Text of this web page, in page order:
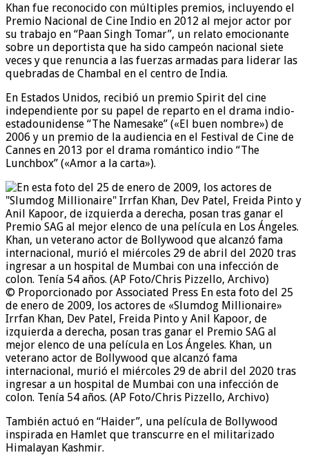
Khan fue reconocido con múltiples premios, incluyendo el
Premio Nacional de Cine Indio en 2012 al mejor actor por
su trabajo en “Paan Singh Tomar”, un relato emocionante
sobre un deportista que ha sido campeón nacional siete
veces y que renuncia a las fuerzas armadas para liderar las
quebradas de Chambal en el centro de India.
En Estados Unidos, recibió un premio Spirit del cine
independiente por su papel de reparto en el drama indio-
estadounidense “The Namesake” («El buen nombre») de
2006 y un premio de la audiencia en el Festival de Cine de
Cannes en 2013 por el drama romántico indio “The
Lunchbox” («Amor a la carta»).
© Proporcionado por Associated Press En esta foto del 25
de enero de 2009, los actores de «Slumdog Millionaire»
Irrfan Khan, Dev Patel, Freida Pinto y Anil Kapoor, de
izquierda a derecha, posan tras ganar el Premio SAG al
mejor elenco de una película en Los Ángeles. Khan, un
veterano actor de Bollywood que alcanzó fama
internacional, murió el miércoles 29 de abril del 2020 tras
ingresar a un hospital de Mumbai con una infección de
colon. Tenía 54 años. (AP Foto/Chris Pizzello, Archivo)
También actuó en “Haider”, una película de Bollywood
inspirada en Hamlet que transcurre en el militarizado
Himalayan Kashmir.